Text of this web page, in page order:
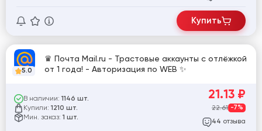
Купить
5.0
♛ Почта Mail.ru - Трастовые аккаунты с отлёжкой
от 1 года! - Авторизация по WEB ✨
В наличии: 1146 шт.
Купили: 1210 шт.
Мин. заказ: 1 шт.
21.13 ₽
22.61 -7%
44 отзыва